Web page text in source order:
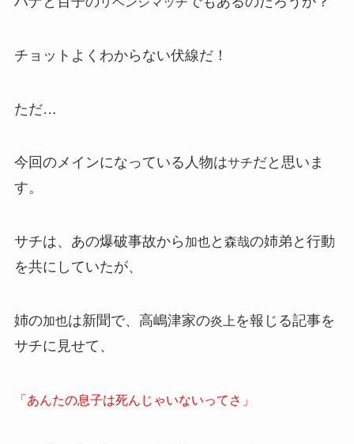
チョットよくわからない伏線だ！
ただ…
今回のメインになっている人物はサチだと思いま
す。
サチは、あの爆破事故から 加也と 森哉の姉弟と行動
を共にしていたが、
姉の加也は新聞で、高嶋津家の炎上 を報じる記事を
サチに見せて、
「あんたの息子は死んじゃいないってさ」